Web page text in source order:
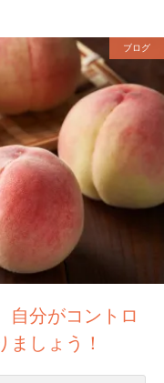
ブログ
自分がコントロ
しょう！